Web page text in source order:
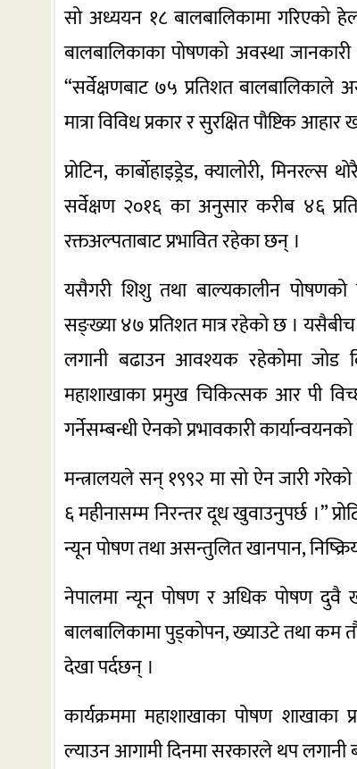
सो अध्ययन १८ बालबालिकामा गरिएको
बालबालिकाका पोषणको अवस्था
“सर्वेक्षणबाट ७५ प्रतिशत बालबालिकाले
मात्रा विविध प्रकार र सुरक्षित पौष्टिक
प्रोटिन, कार्बाेहाइड्रेड, क्यालोरी,
सर्वेक्षण २०१६ का अनुसार करीब ४६
रक्तअल्पताबाट प्रभावित रहेका छन् ।
यसैगरी शिशु तथा बाल्यकालीन पोषणको
सङ्ख्या ४७ प्रतिशत मात्र रहेको छ ।
लगानी बढाउन आवश्यक रहेकोमा जोड
महाशाखाका प्रमुख चिकित्सक आर पी
गर्नेसम्बन्धी ऐनको प्रभावकारी
मन्त्रालयले सन् १९९२ मा सो ऐन जारी
६ महीनासम्म निरन्तर दूध खुवाउनुपर्छ ।”
न्यून पोषण तथा असन्तुलित खानपान,
नेपालमा न्यून पोषण र अधिक पोषण दुवै
बालबालिकामा पुड्कोपन, ख्याउटे तथा
देखा पर्दछन् ।
कार्यक्रममा महाशाखाका पोषण
ल्याउन आगामी दिनमा सरकारले थप